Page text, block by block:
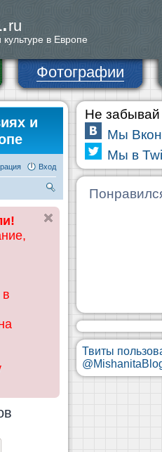
ru
в Европе
Фотографии
и
Вход
ск
Не забывай
Мы
Мы в
Твиты